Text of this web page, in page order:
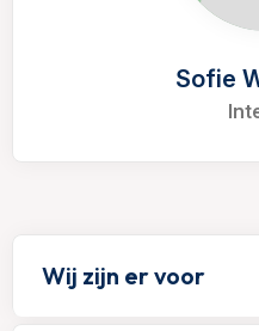
Sofie
Wij zijn er voor